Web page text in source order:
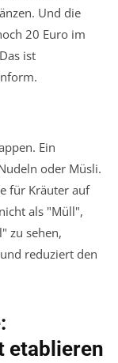
Und die
20 Euro im
ist
Ein
oder Müsli.
für Kräuter auf
als "Müll",
zu sehen,
reduziert den
etablieren